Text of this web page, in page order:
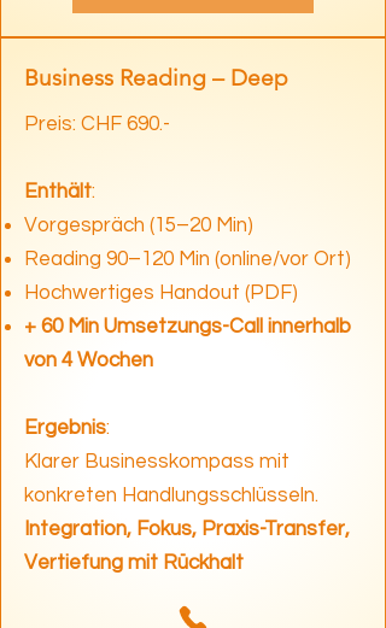
Business Reading – Deep
Preis: CHF 690.-
Enthält:
Vorgespräch (15–20 Min)
Reading 90–120 Min (online/vor Ort)
Hochwertiges Handout (PDF)
+ 60 Min Umsetzungs-Call innerhalb
von 4 Wochen
Ergebnis:
Klarer Businesskompass mit
konkreten Handlungsschlüsseln.
Integration, Fokus, Praxis-Transfer,
Vertiefung mit Rückhalt